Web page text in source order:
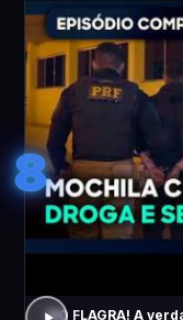
8
NO FLAGRA! A